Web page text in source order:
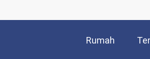
Rumah